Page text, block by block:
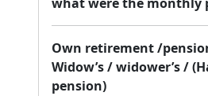
Own retirement /
Widow’s / widower’s /
pension)